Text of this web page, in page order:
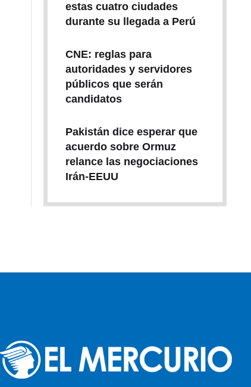
estas cuatro ciudades
durante su llegada a Perú
CNE: reglas para
autoridades y servidores
públicos que serán
candidatos
Pakistán dice esperar que
acuerdo sobre Ormuz
relance las negociaciones
Irán-EEUU